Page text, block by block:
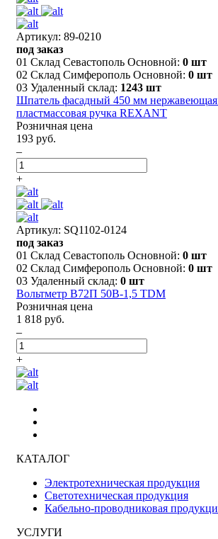
Артикул: 89-0210
под заказ
01 Склад Севастополь Основной: 0 шт
02 Склад Симферополь Основной: 0 шт
03 Удаленный склад: 1243 шт
Шпатель фасадный 450 мм нержавеющая
пластмассовая ручка REXANT
Розничная цена
193 руб.
–
+
Артикул: SQ1102-0124
под заказ
01 Склад Севастополь Основной: 0 шт
02 Склад Симферополь Основной: 0 шт
03 Удаленный склад: 0 шт
Вольтметр В72П 50В-1,5 TDM
Розничная цена
1 818 руб.
–
+
КАТАЛОГ
Электротехническая продукция
Светотехническая продукция
Кабельно-проводниковая
УСЛУГИ